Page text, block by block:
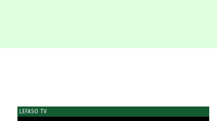
LEFASO TV